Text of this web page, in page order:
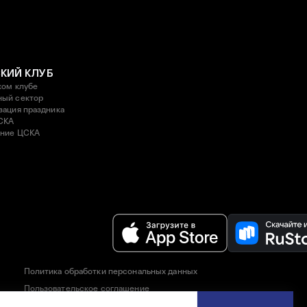
КЛУБ
клубе
сектор
праздника
ЦСКА
Политика обработки персональных данных
Пользовательское соглашение